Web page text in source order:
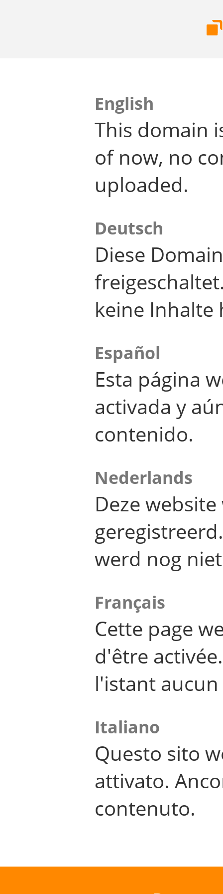
English
This domain
of now, no
uploaded.
Deutsch
Diese
keine Inhalte
Español
Esta página
activada y
contenido.
Nederlands
Deze
werd nog
Français
Cette page
d'être
l'istant
Italiano
Questo sito
attivato.
contenuto.